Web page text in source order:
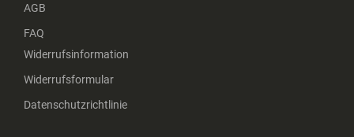
AGB
FAQ
Widerrufsinformation
Widerrufsformular
Datenschutzrichtlinie